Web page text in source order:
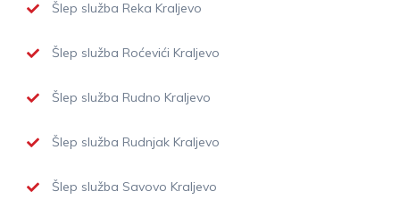
Šlep služba Reka Kraljevo
Šlep služba Roćevići Kraljevo
Šlep služba Rudno Kraljevo
Šlep služba Rudnjak Kraljevo
Šlep služba Savovo Kraljevo